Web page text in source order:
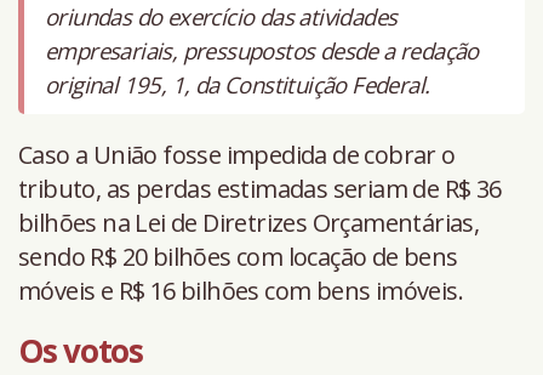
oriundas do exercício das atividades
empresariais, pressupostos desde a redação
original 195, 1, da Constituição Federal.
Caso a União fosse impedida de cobrar o
tributo, as perdas estimadas seriam de R$ 36
bilhões na Lei de Diretrizes Orçamentárias,
sendo R$ 20 bilhões com locação de bens
móveis e R$ 16 bilhões com bens imóveis.
Os votos